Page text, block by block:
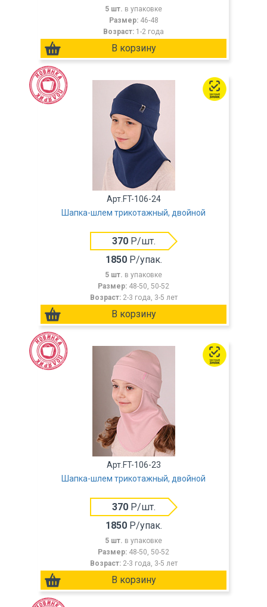
5 шт. в упаковке
Размер: 46-48
Возраст: 1-2 года
Арт.FT-106-24
Шапка-шлем трикотажный, двойной
370Р/шт.
1850Р/упак.
5 шт. в упаковке
Размер: 48-50, 50-52
Возраст: 2-3 года, 3-5 лет
Арт.FT-106-23
Шапка-шлем трикотажный, двойной
370Р/шт.
1850Р/упак.
5 шт. в упаковке
Размер: 48-50, 50-52
Возраст: 2-3 года, 3-5 лет